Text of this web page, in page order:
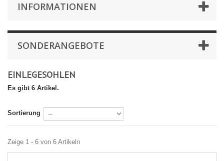
INFORMATIONEN
SONDERANGEBOTE
EINLEGESOHLEN
Es gibt 6 Artikel.
Sortierung
Zeige 1 - 6 von 6 Artikeln